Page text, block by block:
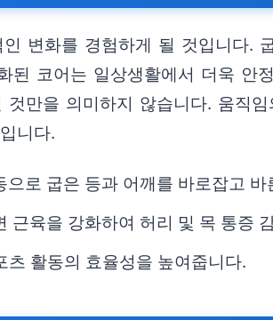
변화를 경험하게 될 것입니다.
코어는 일상생활에서 더욱 안
만을 의미하지 않습니다. 움직
니다.
로 굽은 등과 어깨를 바로잡고
근육을 강화하여 허리 및 목 통증
활동의 효율성을 높여줍니다.